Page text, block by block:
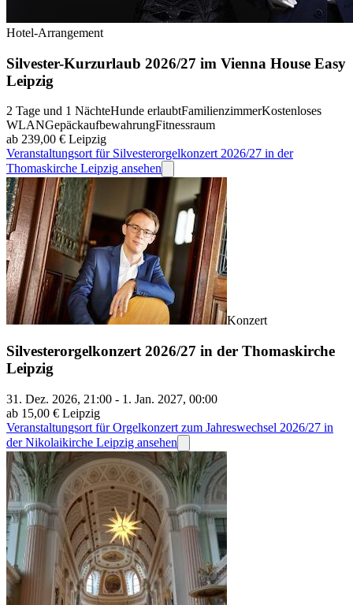
Hotel-Arrangement
Silvester-Kurzurlaub 2026/27 im Vienna House Easy
Leipzig
2 Tage und 1 NächteHunde erlaubtFamilienzimmerKostenloses
WLANGepäckaufbewahrungFitnessraum
ab 239,00 € Leipzig
Veranstaltungsort für Silvesterorgelkonzert 2026/27 in der
Thomaskirche Leipzig ansehen
Konzert
Silvesterorgelkonzert 2026/27 in der Thomaskirche
Leipzig
31. Dez. 2026, 21:00 - 1. Jan. 2027, 00:00
ab 15,00 € Leipzig
Veranstaltungsort für Orgelkonzert zum Jahreswechsel 2026/27 in
der Nikolaikirche Leipzig ansehen